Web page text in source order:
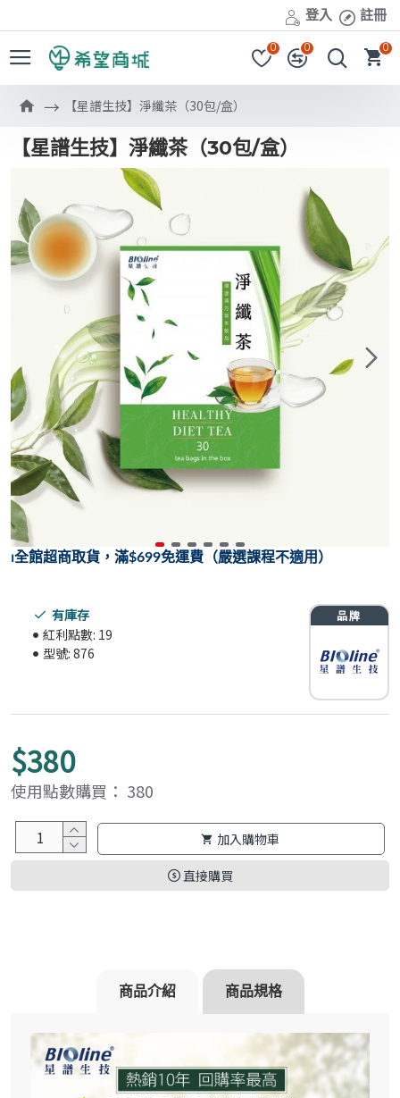
登入 註冊
0 0 0
【星譜生技】淨纖茶（30包/盒）
【星譜生技】淨纖茶（30包/盒）
⏐全館超商取貨，滿$699免運費（嚴選課程不適用）
有庫存
紅利點數: 19
型號: 876
$380
使用點數購買： 380
加入購物車
直接購買
商品介紹 商品規格